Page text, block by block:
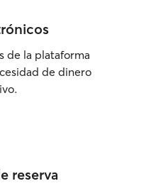
de la plataforma
de dinero
reserva